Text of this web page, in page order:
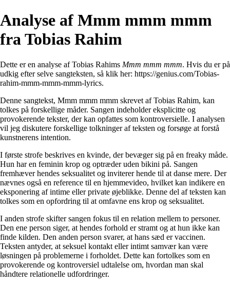
Analyse af Mmm mmm mmm
fra Tobias Rahim
Dette er en analyse af Tobias Rahims Mmm mmm mmm. Hvis du er på
udkig efter selve sangteksten, så klik her: https://genius.com/Tobias-
rahim-mmm-mmm-mmm-lyrics.
Denne sangtekst, Mmm mmm mmm skrevet af Tobias Rahim, kan
tolkes på forskellige måder. Sangen indeholder eksplicitte og
provokerende tekster, der kan opfattes som kontroversielle. I analysen
vil jeg diskutere forskellige tolkninger af teksten og forsøge at forstå
kunstnerens intention.
I første strofe beskrives en kvinde, der bevæger sig på en freaky måde.
Hun har en feminin krop og optræder uden bikini på. Sangen
fremhæver hendes seksualitet og inviterer hende til at danse mere. Der
nævnes også en reference til en hjemmevideo, hvilket kan indikere en
eksponering af intime eller private øjeblikke. Denne del af teksten kan
tolkes som en opfordring til at omfavne ens krop og seksualitet.
I anden strofe skifter sangen fokus til en relation mellem to personer.
Den ene person siger, at hendes forhold er stramt og at hun ikke kan
finde kilden. Den anden person svarer, at hans sæd er vaccinen.
Teksten antyder, at seksuel kontakt eller intimt samvær kan være
løsningen på problemerne i forholdet. Dette kan fortolkes som en
provokerende og kontroversiel udtalelse om, hvordan man skal
håndtere relationelle udfordringer.